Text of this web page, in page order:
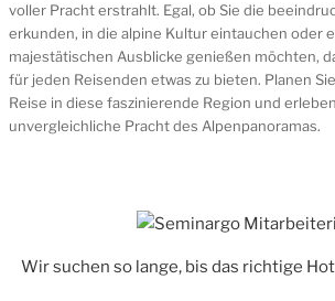
voller Pracht erstrahlt. Egal, ob Sie die
erkunden, in die alpine Kultur eintauchen oder
majestätischen Ausblicke genießen möchten,
für jeden Reisenden etwas zu bieten. Planen
Reise in diese faszinierende Region und
unvergleichliche Pracht des Alpenpanoramas.
Wir suchen so lange, bis das richtige